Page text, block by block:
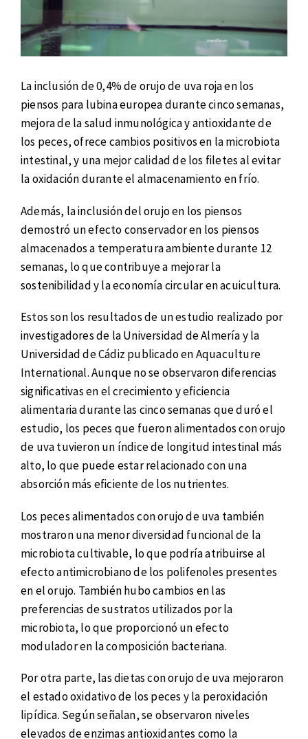
La inclusión de 0,4% de orujo de uva roja en los
piensos para lubina europea durante cinco semanas,
mejora de la salud inmunológica y antioxidante de
los peces, ofrece cambios positivos en la microbiota
intestinal, y una mejor calidad de los filetes al evitar
la oxidación durante el almacenamiento en frío.
Además, la inclusión del orujo en los piensos
demostró un efecto conservador en los piensos
almacenados a temperatura ambiente durante 12
semanas, lo que contribuye a mejorar la
sostenibilidad y la economía circular en acuicultura.
Estos son los resultados de un estudio realizado por
investigadores de la Universidad de Almería y la
Universidad de Cádiz publicado en Aquaculture
International. Aunque no se observaron diferencias
significativas en el crecimiento y eficiencia
alimentaria durante las cinco semanas que duró el
estudio, los peces que fueron alimentados con orujo
de uva tuvieron un índice de longitud intestinal más
alto, lo que puede estar relacionado con una
absorción más eficiente de los nutrientes.
Los peces alimentados con orujo de uva también
mostraron una menor diversidad funcional de la
microbiota cultivable, lo que podría atribuirse al
efecto antimicrobiano de los polifenoles presentes
en el orujo. También hubo cambios en las
preferencias de sustratos utilizados por la
microbiota, lo que proporcionó un efecto
modulador en la composición bacteriana.
Por otra parte, las dietas con orujo de uva mejoraron
el estado oxidativo de los peces y la peroxidación
lipídica. Según señalan, se observaron niveles
elevados de enzimas antioxidantes como la